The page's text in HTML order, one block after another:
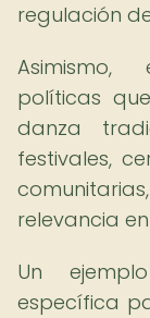
regulación
políticas
danza
festivales,
relevancia
Un
específica